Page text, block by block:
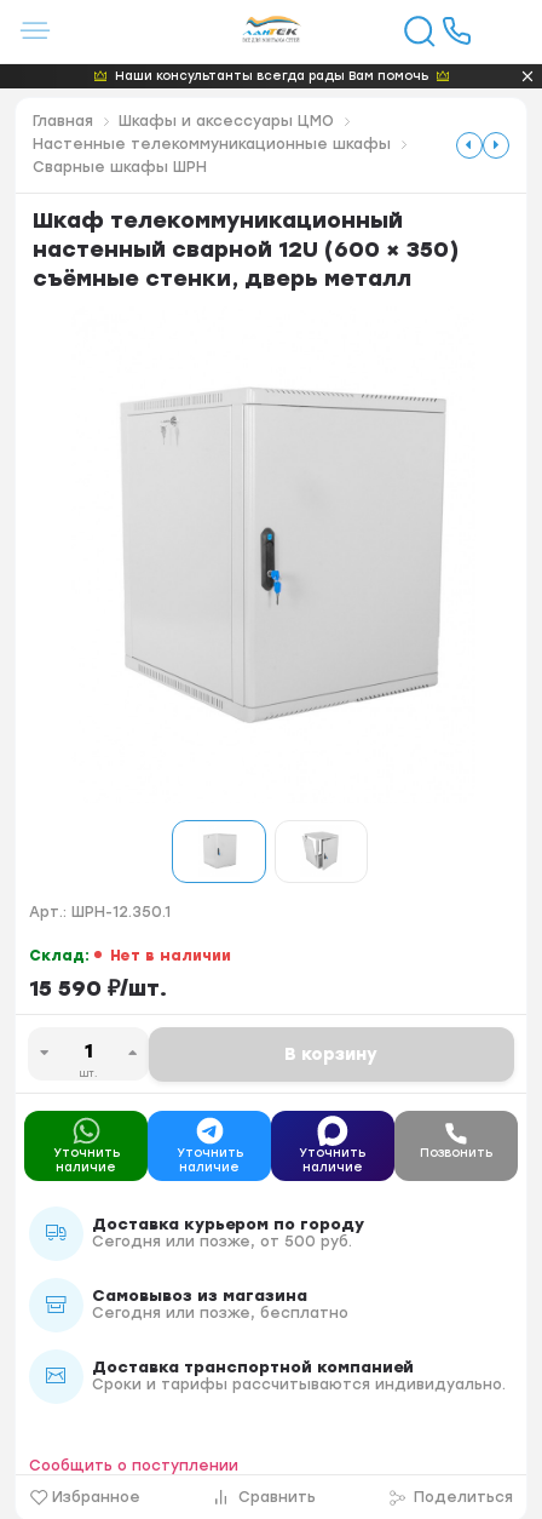
Наши консультанты всегда рады Вам помочь
Главная
Шкафы и аксессуары ЦМО
Настенные телекоммуникационные шкафы
Сварные шкафы ШРН
Шкаф телекоммуникационный
настенный сварной 12U (600 × 350)
съёмные стенки, дверь металл
Арт.: ШРН-12.350.1
Склад: Нет в наличии
15 590 ₽/шт.
шт.
В корзину
Уточнить
наличие
Уточнить
наличие
Уточнить
наличие
Позвонить
Доставка курьером по городу
Сегодня или позже, от 500 руб.
Самовывоз из магазина
Сегодня или позже, бесплатно
Доставка транспортной компанией
Сроки и тарифы рассчитываются индивидуально.
Избранное Сравнить Поделиться
Сообщить о поступлении